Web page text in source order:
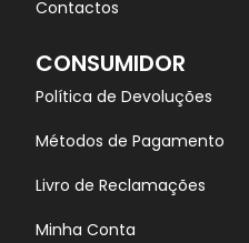
Contactos
CONSUMIDOR
Política de Devoluções
Métodos de Pagamento
Livro de Reclamações
Minha Conta